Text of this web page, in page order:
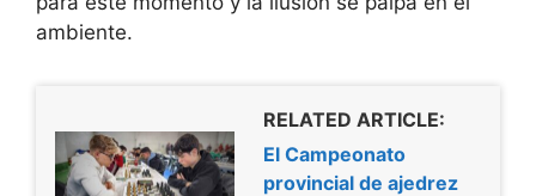
ambiente.
RELATED ARTICLE:
El Campeonato
provincial de ajedrez